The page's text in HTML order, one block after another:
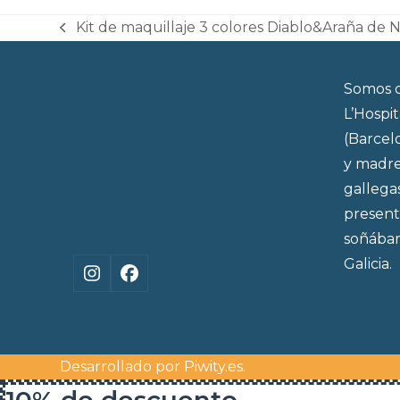
previous
Kit de maquillaje 3 colores Diablo&Araña de
Instagram
Facebook
Somos
y
Galicia.
Desarrollado por Piwity.es.